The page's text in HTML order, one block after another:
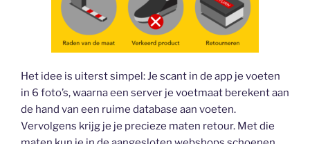
Het idee is uiterst simpel: Je scant in de app je voeten
in 6 foto’s, waarna een server je voetmaat berekent aan
de hand van een ruime database aan voeten.
Vervolgens krijg je je precieze maten retour. Met die